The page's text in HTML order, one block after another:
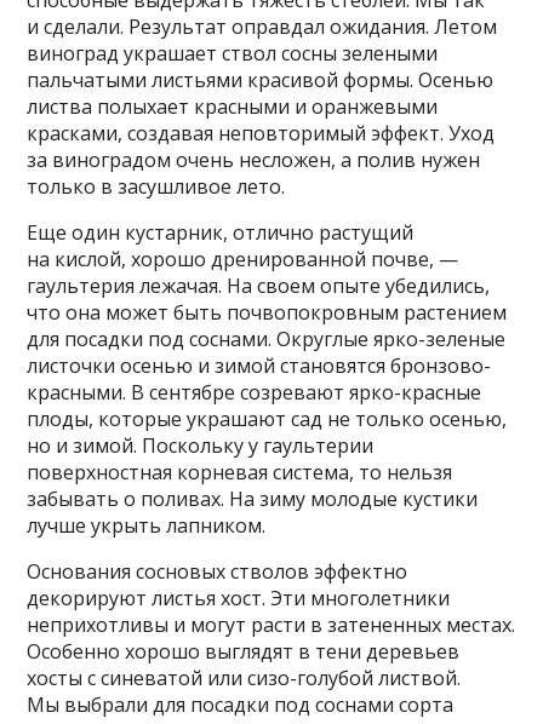
и сделали. Результат оправдал ожидания. Летом
виноград украшает ствол сосны зелеными
пальчатыми листьями красивой формы. Осенью
листва полыхает красными и оранжевыми
красками, создавая неповторимый эффект. Уход
за виноградом очень несложен, а полив нужен
только в засушливое лето.
Еще один кустарник, отлично растущий
на кислой, хорошо дренированной почве, —
гаультерия лежачая. На своем опыте убедились,
что она может быть почвопокровным растением
для посадки под соснами. Округлые ярко-зеленые
листочки осенью и зимой становятся бронзово-
красными. В сентябре созревают ярко-красные
плоды, которые украшают сад не только осенью,
но и зимой. Поскольку у гаультерии
поверхностная корневая система, то нельзя
забывать о поливах. На зиму молодые кустики
лучше укрыть лапником.
Основания сосновых стволов эффектно
декорируют листья хост. Эти многолетники
неприхотливы и могут расти в затененных местах.
Особенно хорошо выглядят в тени деревьев
хосты с синеватой или сизо-голубой листвой.
Мы выбрали для посадки под соснами сорта